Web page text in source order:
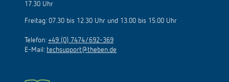
17.30 Uhr
Freitag: 07.30 bis 12.30 Uhr und 13.00 bis 15.00 Uhr
Telefon: +49 (0) 7474/692-369
E-Mail: techsupport@theben.de